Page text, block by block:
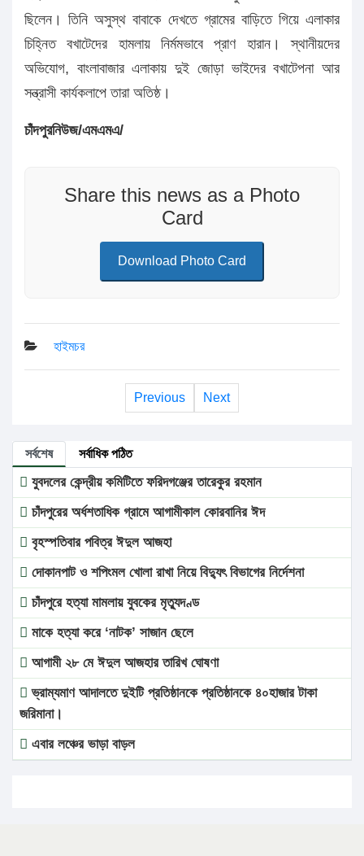
ছিলেন। তিনি অসুস্থ বাবাকে দেখতে গ্রামের বাড়িতে গিয়ে এলাকার
চিহ্নিত বখাটেদের হামলায় নির্মমভাবে প্রাণ হারান। স্থানীয়দের
অভিযোগ, বাংলাবাজার এলাকায় দুই জোড়া ভাইদের বখাটেপনা আর
সন্ত্রাসী কার্যকলাপে তারা অতিষ্ঠ।
চাঁদপুরনিউজ/এমএমএ/
Share this news as a Photo
Card
Download Photo Card
হাইমচর
Previous Next
সর্বশেষ সর্বাধিক পঠিত
যুবদলের কেন্দ্রীয় কমিটিতে ফরিদগঞ্জের তারেকুর রহমান
চাঁদপুরের অর্ধশতাধিক গ্রামে আগামীকাল কোরবানির ঈদ
বৃহস্পতিবার পবিত্র ঈদুল আজহা
দোকানপাট ও শপিংমল খোলা রাখা নিয়ে বিদ্যুৎ বিভাগের নির্দেশনা
চাঁদপুরে হত্যা মামলায় যুবকের মৃত্যুদণ্ড
মাকে হত্যা করে ‘নাটক’ সাজান ছেলে
আগামী ২৮ মে ঈদুল আজহার তারিখ ঘোষণা
ভ্রাম্যমাণ আদালতে দুইটি প্রতিষ্ঠানকে প্রতিষ্ঠানকে ৪০হাজার টাকা
জরিমানা।
এবার লঞ্চের ভাড়া বাড়ল